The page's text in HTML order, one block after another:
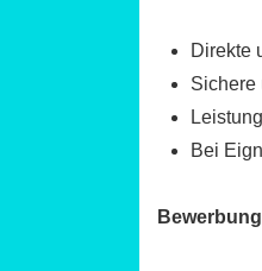
Direkte
Sichere
Bei